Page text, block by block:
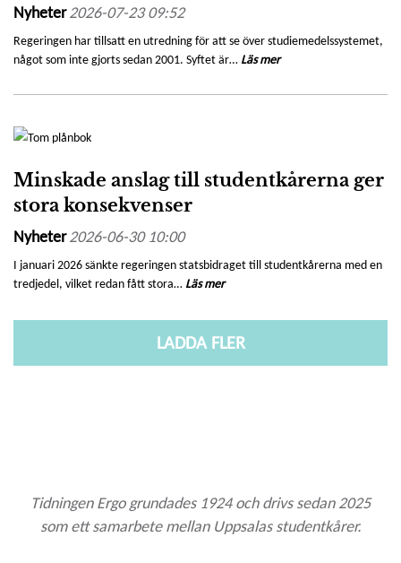
Nyheter2026-07-23 09:52
Regeringen har tillsatt en utredning för att se över studiemedelssystemet,
något som inte gjorts sedan 2001. Syftet är… Läs mer
Minskade anslag till studentkårerna ger
stora konsekvenser
Nyheter2026-06-30 10:00
I januari 2026 sänkte regeringen statsbidraget till studentkårerna med en
tredjedel, vilket redan fått stora… Läs mer
LADDA FLER
Tidningen Ergo grundades 1924 och drivs sedan 2025
som ett samarbete mellan Uppsalas studentkårer.